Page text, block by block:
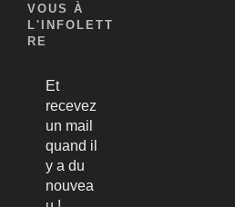
VOUS À
L'INFOLETT
RE
Et
recevez
un mail
quand il
y a du
nouvea